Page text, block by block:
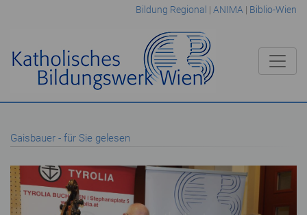
Bildung Regional | ANIMA | Biblio-Wien
Gaisbauer - für Sie gelesen